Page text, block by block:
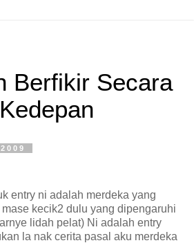
Berfikir Secara
entry ni adalah merdeka yang
kecik2 dulu yang dipengaruhi
lidah pelat) Ni adalah entry
la nak cerita pasal aku merdeka